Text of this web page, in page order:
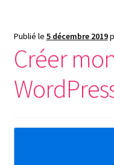
Publié le 5 décembre 2019
Créer